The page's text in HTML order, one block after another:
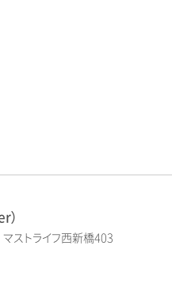
ストライフ西新橋403